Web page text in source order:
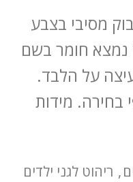
מסיבי בצבע
נמצא חומר בשם
על הלבד.
בחירה. מידות
, ריהוט לגני ילדים